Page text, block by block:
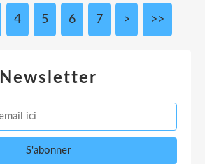
4 5 6 7 > >>
Newsletter